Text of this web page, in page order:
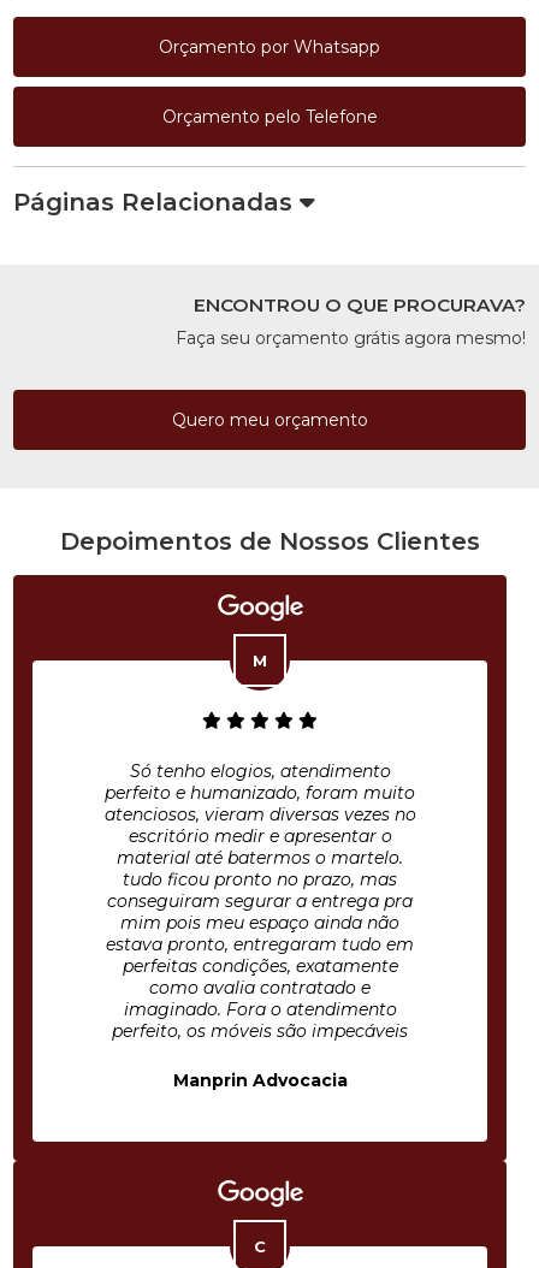
Orçamento por Whatsapp
Orçamento pelo Telefone
Páginas Relacionadas
ENCONTROU O QUE PROCURAVA?
Faça seu orçamento grátis agora mesmo!
Quero meu orçamento
Depoimentos de Nossos Clientes
Só tenho elogios, atendimento
perfeito e humanizado, foram muito
atenciosos, vieram diversas vezes no
escritório medir e apresentar o
material até batermos o martelo.
tudo ficou pronto no prazo, mas
conseguiram segurar a entrega pra
mim pois meu espaço ainda não
estava pronto, entregaram tudo em
perfeitas condições, exatamente
como avalia contratado e
imaginado. Fora o atendimento
perfeito, os móveis são impecáveis
Manprin Advocacia